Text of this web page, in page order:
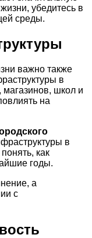
убедитесь в
среды.
важно также
в
школ и
на
в
как
годы.
а
с